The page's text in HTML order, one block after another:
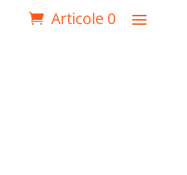
Articole 0